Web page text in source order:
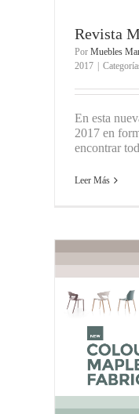
Revista
Por Muebles
2017
En esta
2017 en
encontrar
Leer Más